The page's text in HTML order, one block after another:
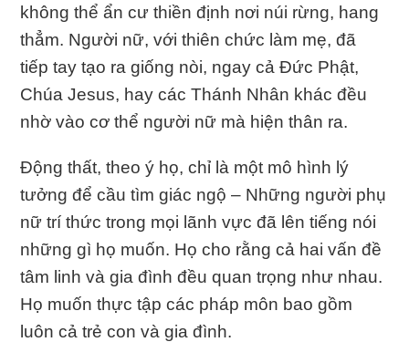
không thể ẩn cư thiền định nơi núi rừng, hang
thẳm. Người nữ, với thiên chức làm mẹ, đã
tiếp tay tạo ra giống nòi, ngay cả Đức Phật,
Chúa Jesus, hay các Thánh Nhân khác đều
nhờ vào cơ thể người nữ mà hiện thân ra.
Động thất, theo ý họ, chỉ là một mô hình lý
tưởng để cầu tìm giác ngộ – Những người phụ
nữ trí thức trong mọi lãnh vực đã lên tiếng nói
những gì họ muốn. Họ cho rằng cả hai vấn đề
tâm linh và gia đình đều quan trọng như nhau.
Họ muốn thực tập các pháp môn bao gồm
luôn cả trẻ con và gia đình.